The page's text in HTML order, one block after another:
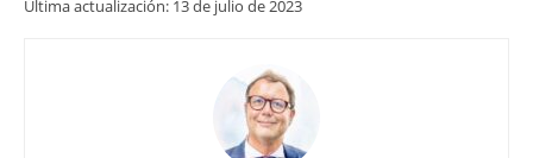
Última actualización: 13 de julio de 2023